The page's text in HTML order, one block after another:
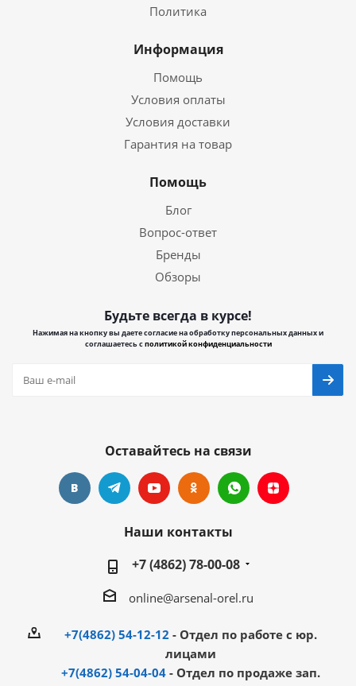
Политика
Информация
Помощь
Условия оплаты
Условия доставки
Гарантия на товар
Помощь
Блог
Вопрос-ответ
Бренды
Обзоры
Будьте всегда в курсе!
Нажимая на кнопку вы даете согласие на обработку персональных данных и
соглашаетесь сполитикой конфиденциальности
Оставайтесь на связи
Наши контакты
+7 (4862) 78-00-08
online@arsenal-orel.ru
+7(4862) 54-12-12 - Отдел по работе с юр.
лицами
+7(4862) 54-04-04 - Отдел по продаже зап.